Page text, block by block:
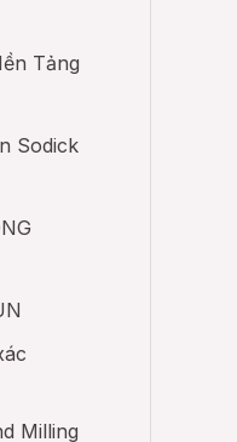
Tảng
Sodick
Milling